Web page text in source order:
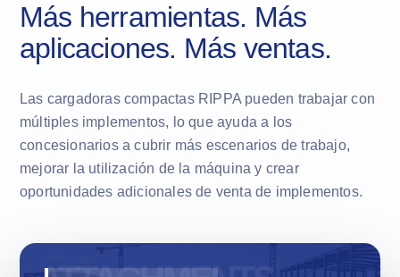
Más herramientas. Más
aplicaciones. Más ventas.
Las cargadoras compactas RIPPA pueden trabajar con
múltiples implementos, lo que ayuda a los
concesionarios a cubrir más escenarios de trabajo,
mejorar la utilización de la máquina y crear
oportunidades adicionales de venta de implementos.